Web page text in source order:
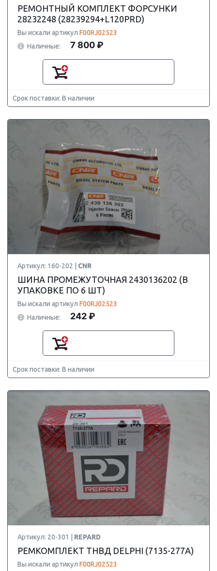
РЕМОНТНЫЙ КОМПЛЕКТ ФОРСУНКИ
28232248 (28239294+L120PRD)
Вы искали артикул F00RJ02523
Наличные:
7 800 ₽
Срок поставки: В наличии
Артикул: 160-202 | CNR
ШИНА ПРОМЕЖУТОЧНАЯ 2430136202 (В
УПАКОВКЕ ПО 6 ШТ)
Вы искали артикул F00RJ02523
Наличные:
242 ₽
Срок поставки: В наличии
Артикул: 20-301 | REPARD
РЕМКОМПЛЕКТ ТНВД DELPHI (7135-277A)
Вы искали артикул F00RJ02523